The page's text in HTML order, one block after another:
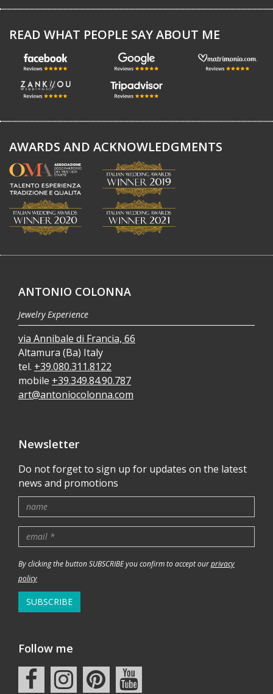
READ WHAT PEOPLE SAY ABOUT ME
AWARDS AND ACKNOWLEDGMENTS
ANTONIO COLONNA
Jewelry Experience
via Annibale di Francia, 66
Altamura (Ba) Italy
tel. +39.080.311.8122
mobile +39.349.84.90.787
art@antoniocolonna.com
Newsletter
Do not forget to sign up for updates on the latest
news and promotions
By clicking the button SUBSCRIBE you confirm to accept ourprivacy
policy
SUBSCRIBE
Follow me